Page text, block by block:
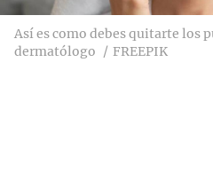
Así es como debes quitarte los
dermatólogo
FREEPIK